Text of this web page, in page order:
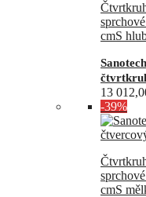
cmS
13
-39%
cmS